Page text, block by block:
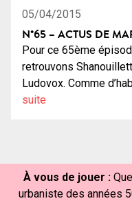
05/04/2015
N°65 – ACTUS DE
Pour ce 65ème
retrouvons
Ludovox. Comme
suite
À vous de jouer :
urbaniste des années